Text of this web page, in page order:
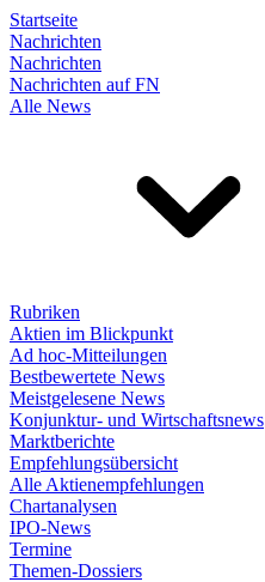
Startseite
Nachrichten
Nachrichten
Nachrichten auf FN
Alle News
Rubriken
Aktien im Blickpunkt
Ad hoc-Mitteilungen
Bestbewertete News
Meistgelesene News
Konjunktur- und Wirtschaftsnews
Marktberichte
Empfehlungsübersicht
Alle Aktienempfehlungen
Chartanalysen
IPO-News
Termine
Themen-Dossiers